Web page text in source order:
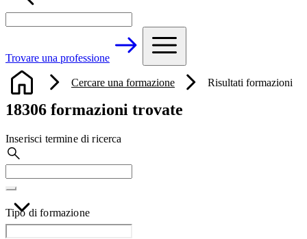
Trovare una professione
Cercare una formazione Risultati formazioni
18306 formazioni trovate
Inserisci termine di ricerca
Tipo di formazione